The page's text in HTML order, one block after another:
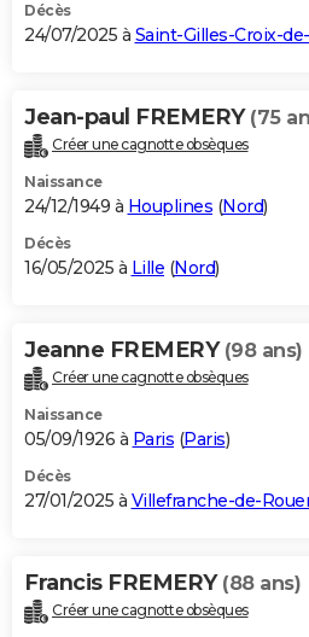
Décès
24/07/2025 à Saint-Gilles-Croix-
Jean-paul FREMERY (75
Créer une cagnotte obsèques
Naissance
24/12/1949 à Houplines (Nord)
Décès
16/05/2025 à Lille (Nord)
Jeanne FREMERY (98 ans)
Créer une cagnotte obsèques
Naissance
05/09/1926 à Paris (Paris)
Décès
27/01/2025 à Villefranche-de-
Francis FREMERY (88 ans)
Créer une cagnotte obsèques